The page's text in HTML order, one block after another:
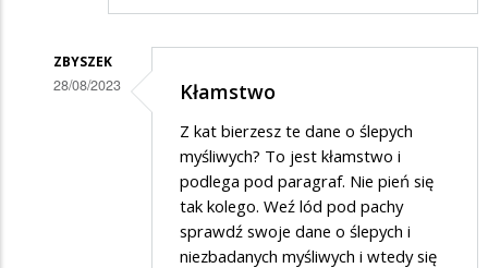
ZBYSZEK
28/08/2023 Kłamstwo
Z kat bierzesz te dane o ślepych
myśliwych? To jest kłamstwo i
podlega pod paragraf. Nie pień się
tak kolego. Weź lód pod pachy
sprawdź swoje dane o ślepych i
niezbadanych myśliwych i wtedy się